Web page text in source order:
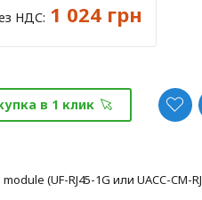
НДС: 1 024 грн
в 1 клик
(UF-RJ45-1G или UACC-CM-